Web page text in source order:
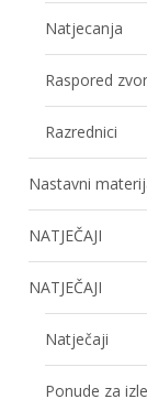
Natjecanja
Raspored
Razrednici
Nastavni
NATJEČAJI
NATJEČAJI
Natječaji
Ponude za